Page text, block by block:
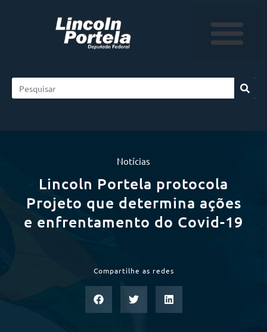
Notícias
Lincoln Portela protocola
Projeto que determina ações
e enfrentamento do Covid-19
Compartilhe as redes